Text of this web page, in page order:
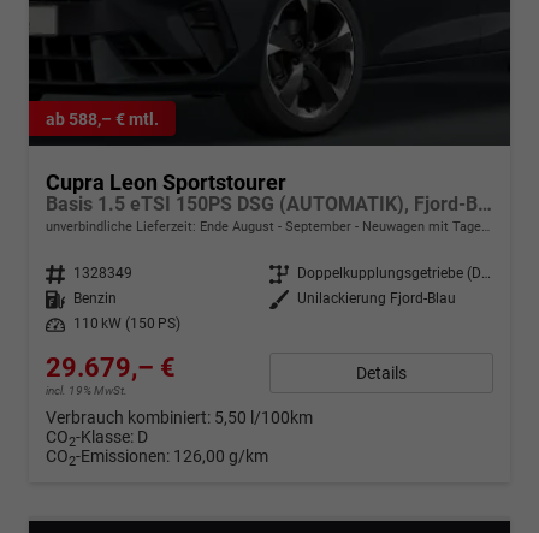
ab 588,– € mtl.
Cupra Leon Sportstourer
Basis 1.5 eTSI 150PS DSG (AUTOMATIK), Fjord-Blau, 18" Alu Garbi, Sitzheizung, M-Lederlenkrad beheizt, Parksensoren vorne und hinten, Adaptiver Tempomat, 3-Zonen-Climatronic, Radio 12,9" + Full Link (Navi-Funktion über Smartphone), Elektr. Heckklappe
unverbindliche Lieferzeit: Ende August - September Neuwagen mit Tageszulassung
Fahrzeugnr. 1328349 Getriebe
Doppelkupplungsgetriebe (DSG)
Kraftstoff
Benzin Außenfarbe
Unilackierung Fjord-Blau
Leistung
110 kW (150 PS)
29.679,– €
incl. 19% MwSt.
Details
Verbrauch kombiniert: 5,50 l/100km
CO2-Klasse: D
CO2-Emissionen: 126,00 g/km